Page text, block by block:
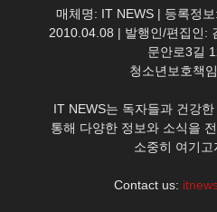
매체명: IT NEWS | 등록정
2010.04.08 | 발행인/편집인:
문안로3길
청소년보호책
IT NEWS는 독자들과 건강
통해 다양한 정보와 소식을
소중히 여기고
Contact us: